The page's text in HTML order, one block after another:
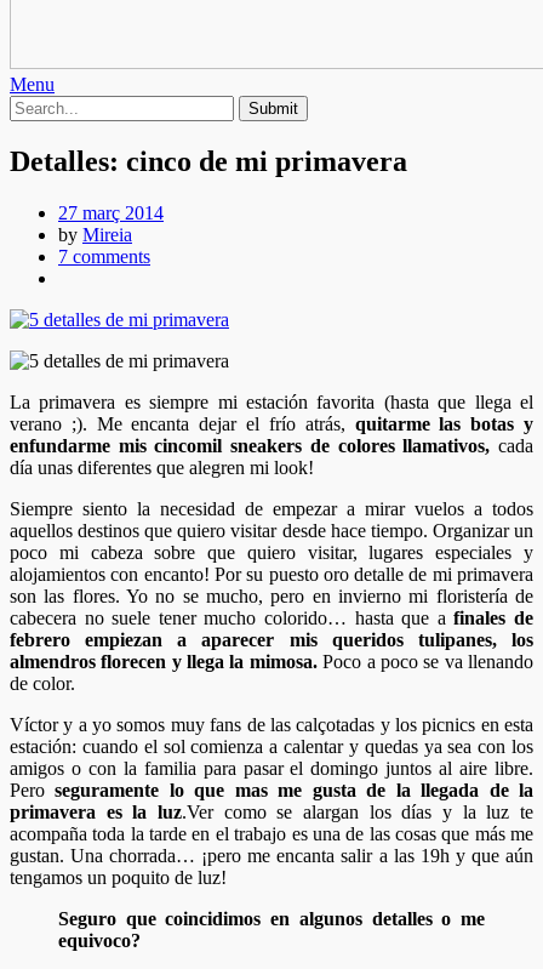
Menu
Detalles: cinco de mi primavera
27 març 2014
by Mireia
7 comments
La primavera es siempre mi estación favorita (hasta que llega el
verano ;). Me encanta dejar el frío atrás, quitarme las botas y
enfundarme mis cincomil sneakers de colores llamativos, cada
día unas diferentes que alegren mi look!
Siempre siento la necesidad de empezar a mirar vuelos a todos
aquellos destinos que quiero visitar desde hace tiempo. Organizar un
poco mi cabeza sobre que quiero visitar, lugares especiales y
alojamientos con encanto! Por su puesto oro detalle de mi primavera
son las flores. Yo no se mucho, pero en invierno mi floristería de
cabecera no suele tener mucho colorido… hasta que afinales de
febrero empiezan a aparecer mis queridos tulipanes, los
almendros florecen y llega la mimosa.Poco a poco se va llenando
de color.
Víctor y a yo somos muy fans de las calçotadas y los picnics en esta
estación: cuando el sol comienza a calentar y quedas ya sea con los
amigos o con la familia para pasar el domingo juntos al aire libre.
Peroseguramente lo que mas me gusta de la llegada de la
primavera es la luz.Ver como se alargan los días y la luz te
acompaña toda la tarde en el trabajo es una de las cosas que más me
gustan. Una chorrada… ¡pero me encanta salir a las 19h y que aún
tengamos un poquito de luz!
Seguro que coincidimos en algunos detalles o me
equivoco?